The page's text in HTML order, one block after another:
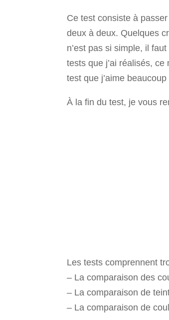
Ce test consiste à
deux à deux. Quelques
n’est pas si simple, il
tests que j’ai réalisés,
test que j’aime
À la fin du test, je vous
Les tests comprennent
– La comparaison des
– La comparaison de
– La comparaison de